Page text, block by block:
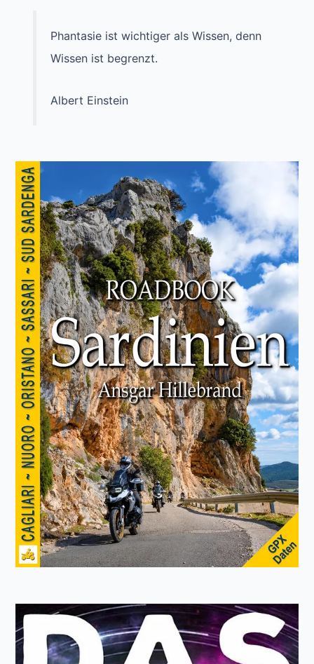
Phantasie ist wichtiger als Wissen, denn
Wissen ist begrenzt.
Albert Einstein